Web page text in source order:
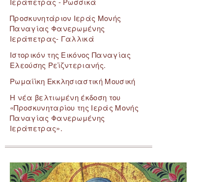
Προσκυνητάριον Ιεράς Μονής
Παναγίας Φανερωμένης
Ιεράπετρας- Γαλλικά
Ιστορικόν της Εικόνος Παναγίας
Ελεούσης Ρεϊζντεριανής.
Ρωμαίϊκη Εκκλησιαστική Μουσική
Η νέα βελτιωμένη έκδοση του
«Προσκυνηταρίου της Ιεράς Μονής
Παναγίας Φανερωμένης
Ιεράπετρας».